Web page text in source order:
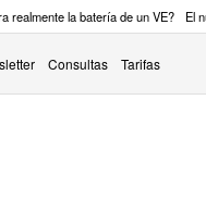
realmente la batería de un VE? El
Consultas Tarifas